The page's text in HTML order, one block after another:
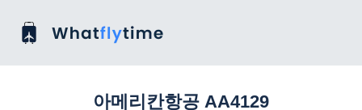
아메리칸항공 AA4129